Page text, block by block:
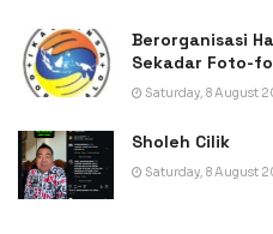
Berorganisasi
Sekadar Foto-
Saturday, 8 August
Sholeh Cilik
Saturday, 8 August